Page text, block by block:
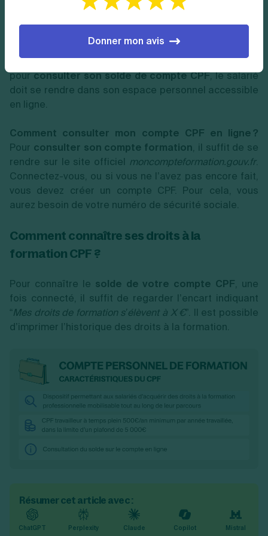
Jusqu'au changement en 2014, il était possible de
trouver les heures DIF sur la fiche de paie. Aujourd’hui,
pourconsulter son solde de compte CPF, le salarié
doit se rendre dans son espace personnel accessible
en ligne.
Comment consulter mon compte CPF en ligne ?
Pour consulter son compte formation, il suffit de se
rendre sur le site officiel moncompteformation.gouv.fr.
Connectez-vous, ou si vous ne l’avez pas encore fait,
vous devez créer un compte CPF. Pour cela, vous
aurez besoin de votre numéro de sécurité sociale.
Comment connaître ses droits à la
formation CPF ?
Pour connaître le solde de votre compte CPF, une
fois connecté, il suffit de regarder l’encart indiquant
“Mes droits de formation s’élèvent à X €”. Il est possible
d’imprimer l’historique des droits à la formation.
Résumer cet article avec :
ChatGPT Perplexity Claude Copilot Mistral
Donner mon avis